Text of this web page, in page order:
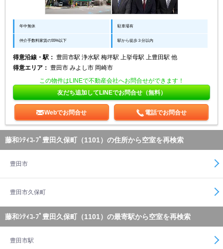
年中無休 駐車場有
仲介手数料家賃の55%以下 駅から徒歩３分以内
得意沿線・駅：
豊田市駅 浄水駅 梅坪駅 上挙母駅 上豊田駅 他
得意エリア：
豊田市 みよし市 岡崎市
この物件はLINEで不動産会社へお問合せができます！
友だち追加してLINEでお問合せ（無料）
Webでお問合せ 電話でお問合せ
藤和ｼﾃｨｺ-ﾌﾟ豊田久保町（1101）の住所から空室を再検索
豊田市
豊田市久保町
藤和ｼﾃｨｺ-ﾌﾟ豊田久保町（1101）の最寄駅から空室を再検索
豊田市駅